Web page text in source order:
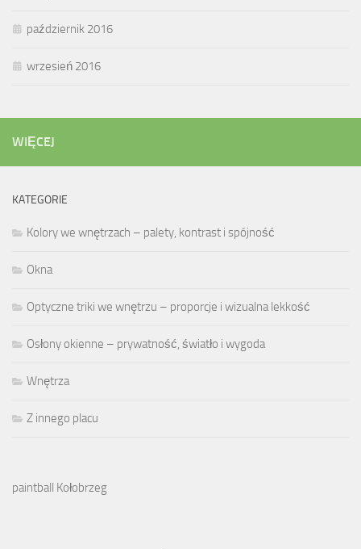
październik 2016
wrzesień 2016
WIĘCEJ
KATEGORIE
Kolory we wnętrzach – palety, kontrast i spójność
Okna
Optyczne triki we wnętrzu – proporcje i wizualna lekkość
Osłony okienne – prywatność, światło i wygoda
Wnętrza
Z innego placu
paintball Kołobrzeg